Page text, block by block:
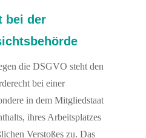
bei der
die DSGVO steht den
bei einer
in dem Mitgliedstaat
ihres Arbeitsplatzes
Verstoßes zu. Das